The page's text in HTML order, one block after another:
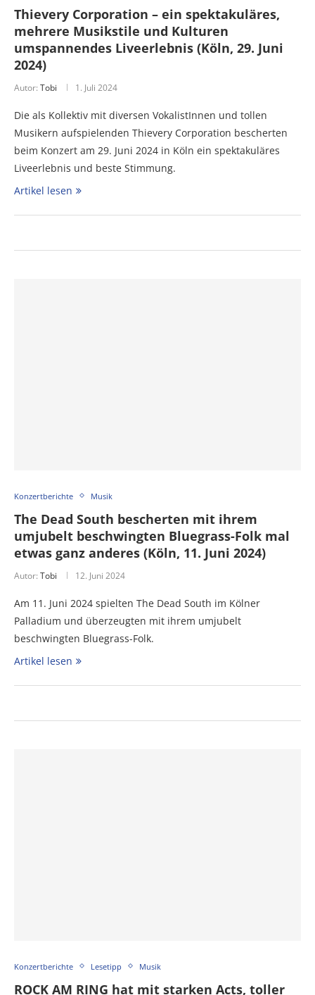
Thievery Corporation – ein spektakuläres,
mehrere Musikstile und Kulturen
umspannendes Liveerlebnis (Köln, 29. Juni
2024)
Autor: Tobi 1. Juli 2024
Die als Kollektiv mit diversen VokalistInnen und tollen
Musikern aufspielenden Thievery Corporation bescherten
beim Konzert am 29. Juni 2024 in Köln ein spektakuläres
Liveerlebnis und beste Stimmung.
Artikel lesen
Konzertberichte Musik
The Dead South bescherten mit ihrem
umjubelt beschwingten Bluegrass-Folk mal
etwas ganz anderes (Köln, 11. Juni 2024)
Autor: Tobi 12. Juni 2024
Am 11. Juni 2024 spielten The Dead South im Kölner
Palladium und überzeugten mit ihrem umjubelt
beschwingten Bluegrass-Folk.
Artikel lesen
Konzertberichte Lesetipp Musik
ROCK AM RING hat mit starken Acts, toller